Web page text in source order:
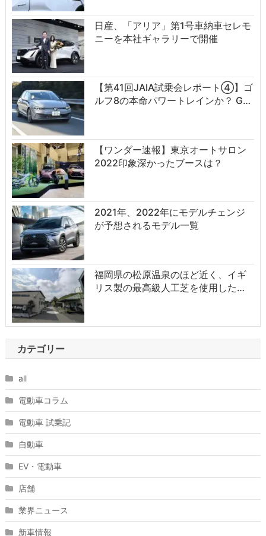
日産、「アリア」第1号車納車セレモ
ニーを本社ギャラリーで開催
【第41回JAIA試乗会レポート④】ゴ
ルフ8の本命パワートレインか？ G…
【ワンダー速報】東京オートサロン
2022印象深かったブースは？
2021年、2022年にモデルチェンジ
が予想されるモデル一覧
福岡県の松原温泉のほど近く、イギ
リス製の最高級人工芝を使用した…
カテゴリー
all
電動車コラム
電動車 試乗記
自動車
EV・電動車
店舗
業界ニュース
新車情報